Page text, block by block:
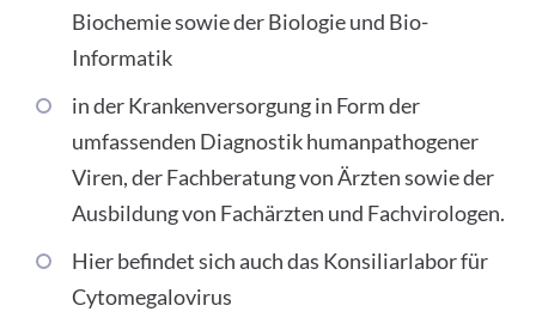
Biochemie sowie der Biologie und Bio-
Informatik
in der Krankenversorgung in Form der
umfassenden Diagnostik humanpathogener
Viren, der Fachberatung von Ärzten sowie der
Ausbildung von Fachärzten und Fachvirologen.
Hier befindet sich auch das Konsiliarlabor für
Cytomegalovirus